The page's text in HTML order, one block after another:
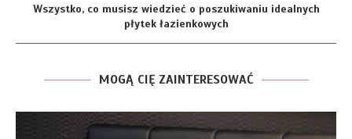
Wszystko, co musisz wiedzieć o poszukiwaniu idealnych
płytek łazienkowych
MOGĄ CIĘ ZAINTERESOWAĆ